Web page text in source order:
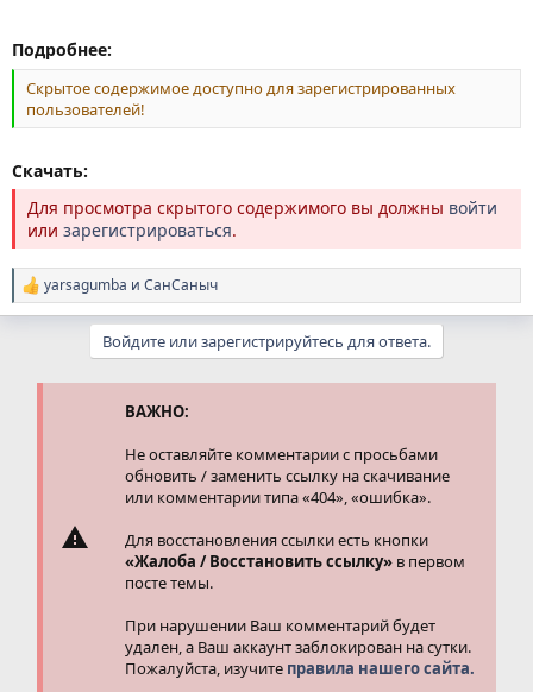
Подробнее:
Скрытое содержимое доступно для зарегистрированных
пользователей!
Скачать:
Для просмотра скрытого содержимого вы должны войти
или зарегистрироваться.
Р
е
yarsagumba и СанСаныч
Войдите или зарегистрируйтесь для ответа.
ВАЖНО:
Не оставляйте комментарии с просьбами
обновить / заменить ссылку на скачивание
или комментарии типа «404», «ошибка».
Для восстановления ссылки есть кнопки
«Жалоба / Восстановить ссылку» в первом
посте темы.
При нарушении Ваш комментарий будет
удален, а Ваш аккаунт заблокирован на сутки.
Пожалуйста, изучите правила нашего сайта.